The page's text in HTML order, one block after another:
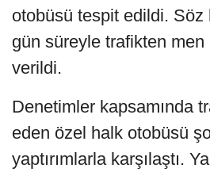
otobüsü tespit edildi. Söz
gün süreyle trafikten
verildi.
Denetimler kapsamında
eden özel halk otobüsü
yaptırımlarla karşılaştı.